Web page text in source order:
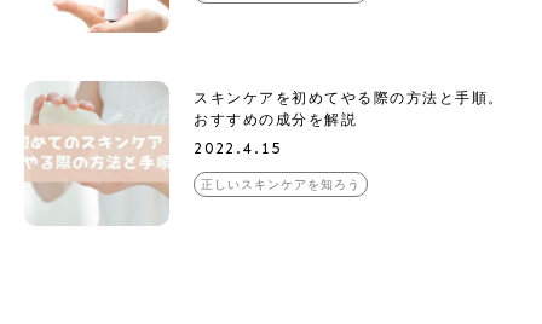
スキンケアを初めてやる際の方法と手順。
おすすめの成分を解説
2022.4.15
正しいスキンケアを知ろう